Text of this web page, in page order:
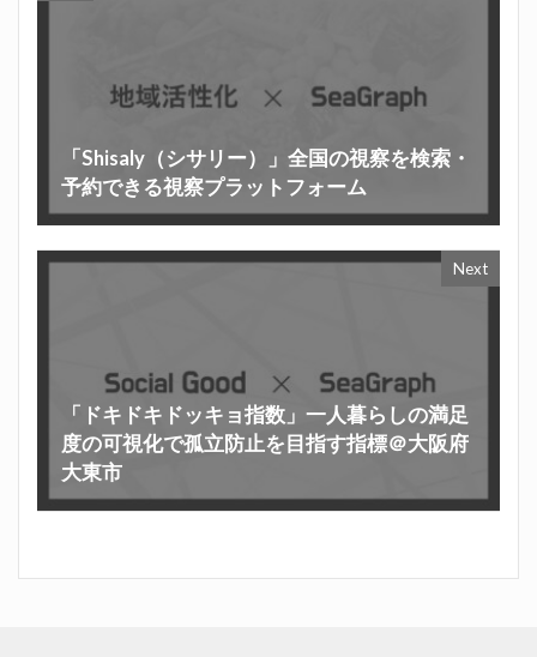
「Shisaly（シサリー）」全国の視察を検索・
予約できる視察プラットフォーム
Next
「ドキドキドッキョ指数」一人暮らしの満足
度の可視化で孤立防止を目指す指標＠大阪府
大東市